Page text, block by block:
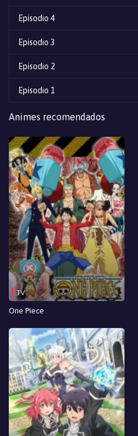
Episodio 4
Episodio 3
Episodio 2
Episodio 1
Animes recomendados
TV
One Piece